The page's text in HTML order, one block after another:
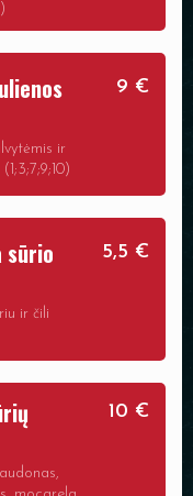
ir
9 €
sūrio
ir čili
5,5 €
10 €